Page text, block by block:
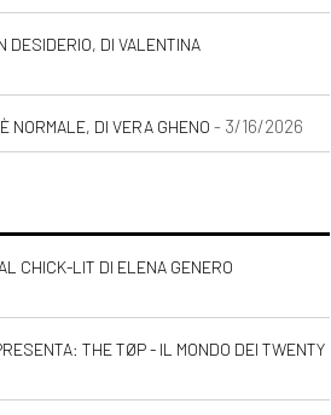
DESIDERIO, DI VALENTINA
NORMALE, DI VERA GHENO - 3/16/2026
CHICK-LIT DI ELENA GENERO
THE TØP - IL MONDO DEI TWENTY